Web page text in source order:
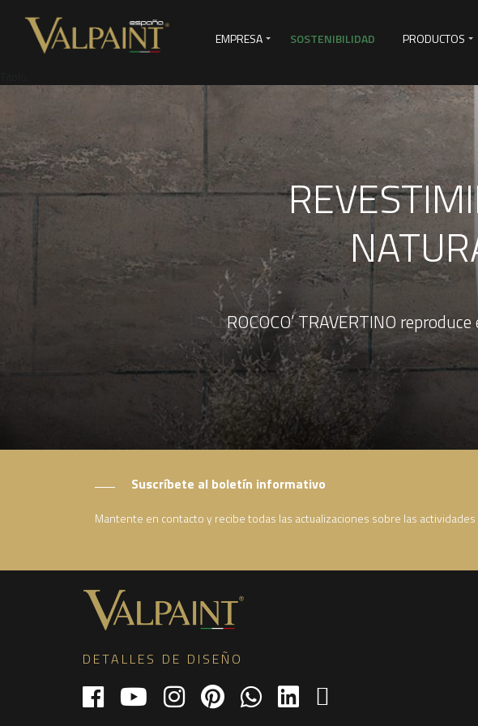
EMPRESA SOSTENIBILIDAD PRODUCTOS
VI&D
ROCOCO’ TRAVERTINO
Suscríbete al boletín informativo
Mantente en contacto y recibe todas las actualizaciones sobre las actividades
DETALLES DE DISEÑO